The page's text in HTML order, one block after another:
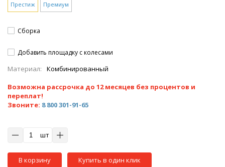
Престиж Премиум
Сборка
Добавить площадку с колесами
Материал:
Комбинированный
Возможна рассрочка до 12 месяцев без процентов и
переплат!
Звоните: 8 800 301-91-65
шт
В корзину Купить в один клик